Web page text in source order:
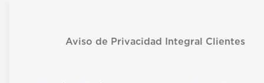
Aviso de Privacidad Integral Clientes